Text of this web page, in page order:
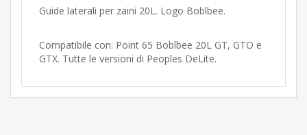
Guide laterali per zaini 20L. Logo Boblbee.
Compatibile con: Point 65 Boblbee 20L GT, GTO e
GTX. Tutte le versioni di Peoples DeLite.